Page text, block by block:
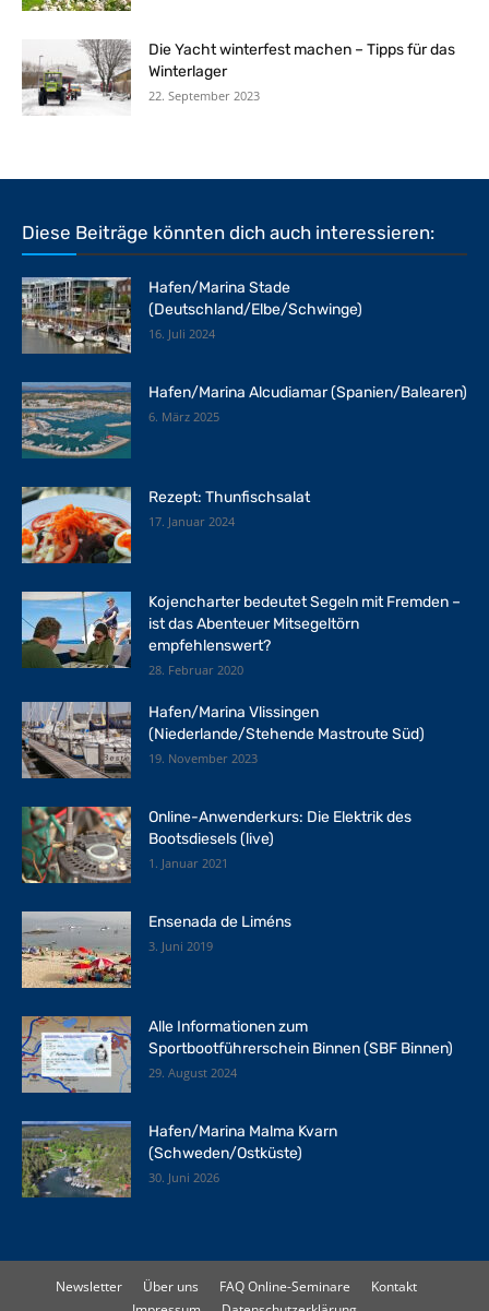
Die Yacht winterfest machen – Tipps für das
Winterlager
22. September 2023
Diese Beiträge könnten dich auch interessieren:
Hafen/Marina Stade
(Deutschland/Elbe/Schwinge)
16. Juli 2024
Hafen/Marina Alcudiamar (Spanien/Balearen)
6. März 2025
Rezept: Thunfischsalat
17. Januar 2024
Kojencharter bedeutet Segeln mit Fremden –
ist das Abenteuer Mitsegeltörn
empfehlenswert?
28. Februar 2020
Hafen/Marina Vlissingen
(Niederlande/Stehende Mastroute Süd)
19. November 2023
Online-Anwenderkurs: Die Elektrik des
Bootsdiesels (live)
1. Januar 2021
Ensenada de Liméns
3. Juni 2019
Alle Informationen zum
Sportbootführerschein Binnen (SBF Binnen)
29. August 2024
Hafen/Marina Malma Kvarn
(Schweden/Ostküste)
30. Juni 2026
Newsletter Über uns FAQ Online-Seminare
Kontakt